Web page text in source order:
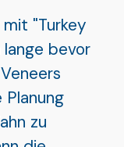
"Turkey
bevor
zu